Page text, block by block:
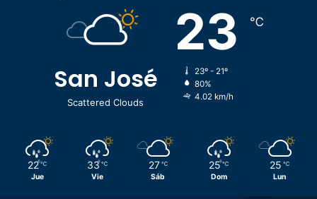
San José
Scattered Clouds
23 ℃
23º - 21º
80%
4.02 km/h
22 ℃
Jue
33 ℃
Vie
27 ℃
Sáb
25 ℃
Dom
25 ℃
Lun